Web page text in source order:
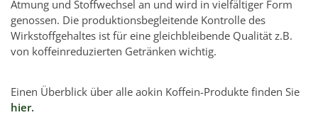
Atmung und Stoffwechsel an und wird in vielfältiger Form
genossen. Die produktionsbegleitende Kontrolle des
Wirkstoffgehaltes ist für eine gleichbleibende Qualität z.B.
von koffeinreduzierten Getränken wichtig.
Einen Überblick über alle aokin Koffein-Produkte finden Sie
hier.